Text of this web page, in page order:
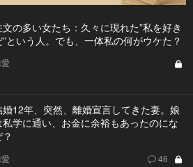
文の多い女たち：久々に現れた”私を好き
”という人。でも、一体私の何がウケた？
婚12年、突然、離婚宣言してきた妻。娘
私学に通い、お金に余裕もあったのにな
46